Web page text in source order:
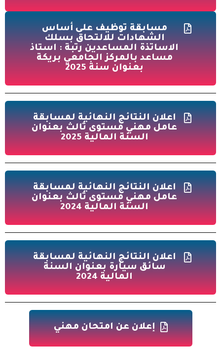
مسابقة توظيف على أساس
الشهادات للالتحاق بسلك
الاساتذة المساعدين رتبة : استاذ
مساعد بالمركز الجامعي بريكة
بعنوان سنة 2025
اعلان النتائج النهائية لمسابقة
عامل مهني مستوى ثالث بعنوان
السنة المالية 2025
اعلان النتائج النهائية لمسابقة
عامل مهني مستوى ثالث بعنوان
السنة المالية 2024
اعلان النتائج النهائية لمسابقة
سائق سيارة بعنوان السنة
المالية 2024
إعلان عن امتحان مهني